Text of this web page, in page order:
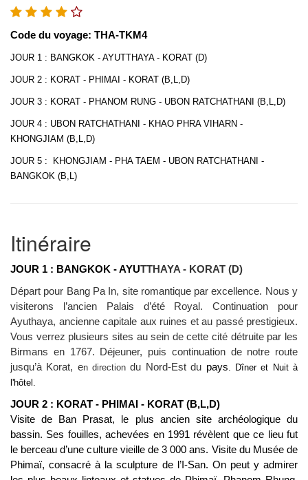
Code du voyage: THA-TKM4
JOUR 1 : BANGKOK - AYUTTHAYA - KORAT (D)
JOUR 2 : KORAT - PHIMAI - KORAT (B,L,D)
JOUR 3 : KORAT - PHANOM RUNG - UBON RATCHATHANI (B,L,D)
JOUR 4 : UBON RATCHATHANI - KHAO PHRA VIHARN -
KHONGJIAM (B,L,D)
JOUR 5 : KHONGJIAM - PHA TAEM - UBON RATCHATHANI -
BANGKOK (B,L)
Itinéraire
JOUR 1 : BANGKOK - AYUTTHAYA - KORAT (D)
Départ pour Bang Pa In, site romantique par excellence. Nous y
visiterons l’ancien Palais d’été Royal. Continuation pour
Ayuthaya, ancienne capitale aux ruines et au passé prestigieux.
Vous verrez plusieurs sites au sein de cette cité détruite par les
Birmans en 1767. Déjeuner, puis continuation de notre route
jusqu’à Korat, en directiondu Nord-Est du pays. Dîner et Nuit à
l'hôtel.
JOUR 2 : KORAT - PHIMAI - KORAT (B,L,D)
Visite de Ban Prasat, le plus ancien site archéologique du
bassin. Ses fouilles, achevées en 1991 révèlent que ce lieu fut
le berceau d’une culture vieille de 3 000 ans. Visite du Musée de
Phimaï, consacré à la sculpture de l’I-San. On peut y admirer